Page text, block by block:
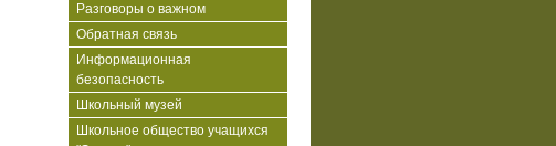
Разговоры о важном
Обратная связь
Информационная
безопасность
Школьный музей
Школьное общество учащихся